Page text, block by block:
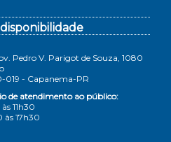
Pedro V. Parigot de Souza, 1080
019 - Capanema-PR
de atendimento ao público:
11h30
às 17h30